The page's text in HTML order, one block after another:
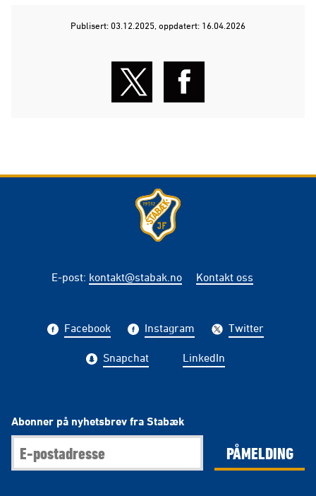
Publisert: 03.12.2025 , oppdatert: 16.04.2026
E-post: kontakt@stabak.no Kontakt oss
Facebook Instagram Twitter
Snapchat LinkedIn
Abonner på nyhetsbrev fra Stabæk
PÅMELDING